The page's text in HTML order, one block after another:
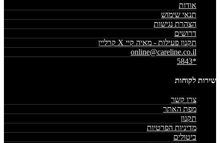
אודות
תנאי שימוש
הצהרת נגישות
דרושים
תקנון פעילות - מאיה קיי X קרליין
online@careline.co.il
*5843
שירות לקוחות
צרו קשר
מפת האתר
תקנון
מדיניות הפרטיות
ביטולים